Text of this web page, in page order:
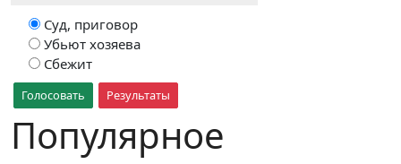
Суд, приговор
Убьют хозяева
Сбежит
Голосовать Результаты
Популярное